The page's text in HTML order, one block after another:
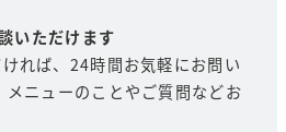
いただけます
れば、24時間お気軽にお問い
ニューのことやご質問などお